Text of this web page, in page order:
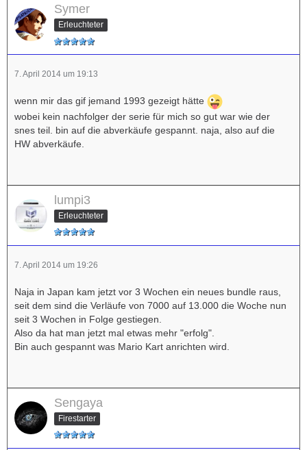
Symer
Erleuchteter
7. April 2014 um 19:13
wenn mir das gif jemand 1993 gezeigt hätte
wobei kein nachfolger der serie für mich so gut war wie der
snes teil. bin auf die abverkäufe gespannt. naja, also auf die
HW abverkäufe.
lumpi3
Erleuchteter
7. April 2014 um 19:26
Naja in Japan kam jetzt vor 3 Wochen ein neues bundle raus,
seit dem sind die Verläufe von 7000 auf 13.000 die Woche nun
seit 3 Wochen in Folge gestiegen.
Also da hat man jetzt mal etwas mehr "erfolg".
Bin auch gespannt was Mario Kart anrichten wird.
Sengaya
Firestarter